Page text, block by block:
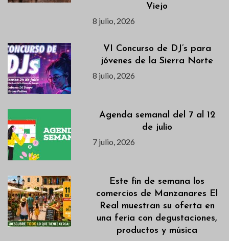
Viejo
8 julio, 2026
VI Concurso de DJ’s para
jóvenes de la Sierra Norte
8 julio, 2026
Agenda semanal del 7 al 12
de julio
7 julio, 2026
Este fin de semana los
comercios de Manzanares El
Real muestran su oferta en
una feria con degustaciones,
productos y música